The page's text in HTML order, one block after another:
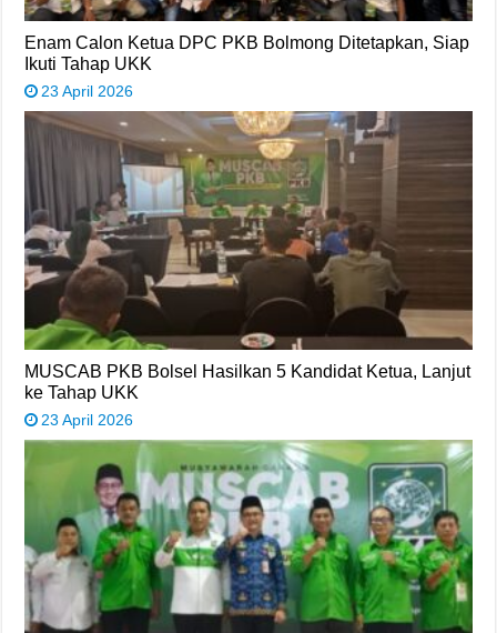
Enam Calon Ketua DPC PKB Bolmong Ditetapkan, Siap
Ikuti Tahap UKK
23 April 2026
MUSCAB PKB Bolsel Hasilkan 5 Kandidat Ketua, Lanjut
ke Tahap UKK
23 April 2026